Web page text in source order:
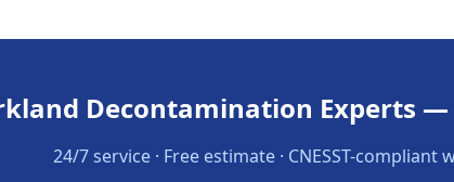
Decontamination Experts —
24/7 service · Free estimate · CNESST-compliant